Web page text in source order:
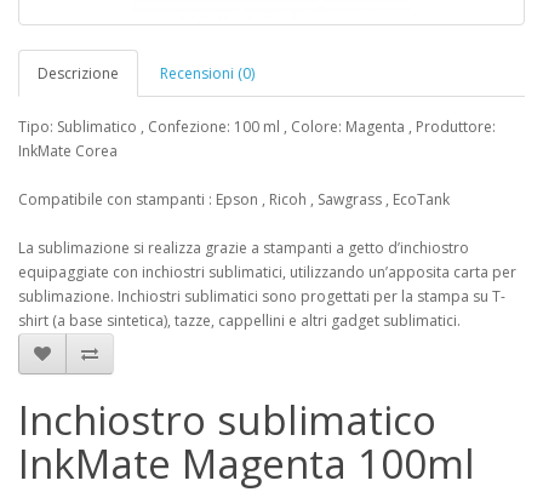
Descrizione Recensioni (0)
Tipo: Sublimatico , Confezione: 100 ml , Colore: Magenta , Produttore:
InkMate Corea
Compatibile con stampanti : Epson , Ricoh , Sawgrass , EcoTank
La sublimazione si realizza grazie a stampanti a getto d’inchiostro
equipaggiate con inchiostri sublimatici, utilizzando un’apposita carta per
sublimazione. Inchiostri sublimatici sono progettati per la stampa su T-
shirt (a base sintetica), tazze, cappellini e altri gadget sublimatici.
Inchiostro sublimatico
InkMate Magenta 100ml